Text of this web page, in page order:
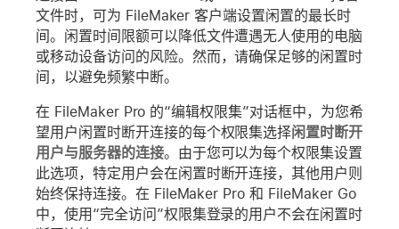
文件时，可为 FileMaker 客户端设置闲置的最长时
间。闲置时间限额可以降低文件遭遇无人使用的电脑
或移动设备访问的风险。然而，请确保足够的闲置时
间，以避免频繁中断。
在 FileMaker Pro 的“编辑权限集”对话框中，为您希
望用户闲置时断开连接的每个权限集选择闲置时断开
用户与服务器的连接。由于您可以为每个权限集设置
此选项，特定用户会在闲置时断开连接，其他用户则
始终保持连接。在 FileMaker Pro 和 FileMaker Go
中，使用“完全访问”权限集登录的用户不会在闲置时